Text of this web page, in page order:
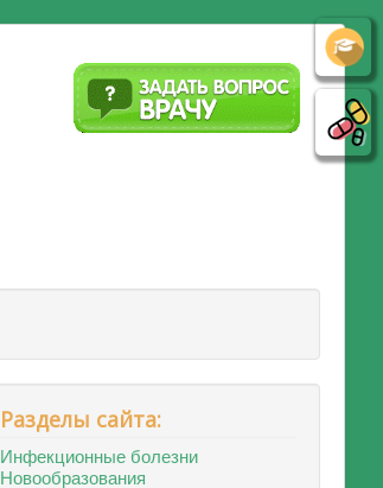
Разделы сайта:
Инфекционные болезни
Новообразования